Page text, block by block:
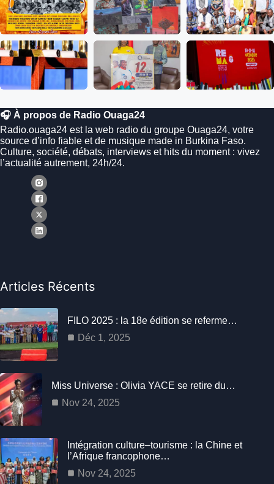
🎧 À propos de Radio Ouaga24
Radio.ouaga24 est la web radio du groupe Ouaga24, votre
source d’info fiable et de musique made in Burkina Faso.
Culture, société, débats, interviews et hits du moment : vivez
l’actualité autrement, 24h/24.
Articles Récents
FILO 2025 : la 18e édition se referme…
Déc 1, 2025
Miss Universe : Olivia YACE se retire du…
Nov 24, 2025
Intégration culture–tourisme : la Chine et
l’Afrique francophone…
Nov 24, 2025